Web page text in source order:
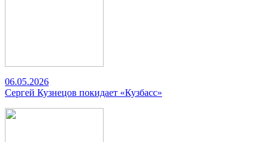
06.05.2026
Сергей Кузнецов покидает «Кузбасс»